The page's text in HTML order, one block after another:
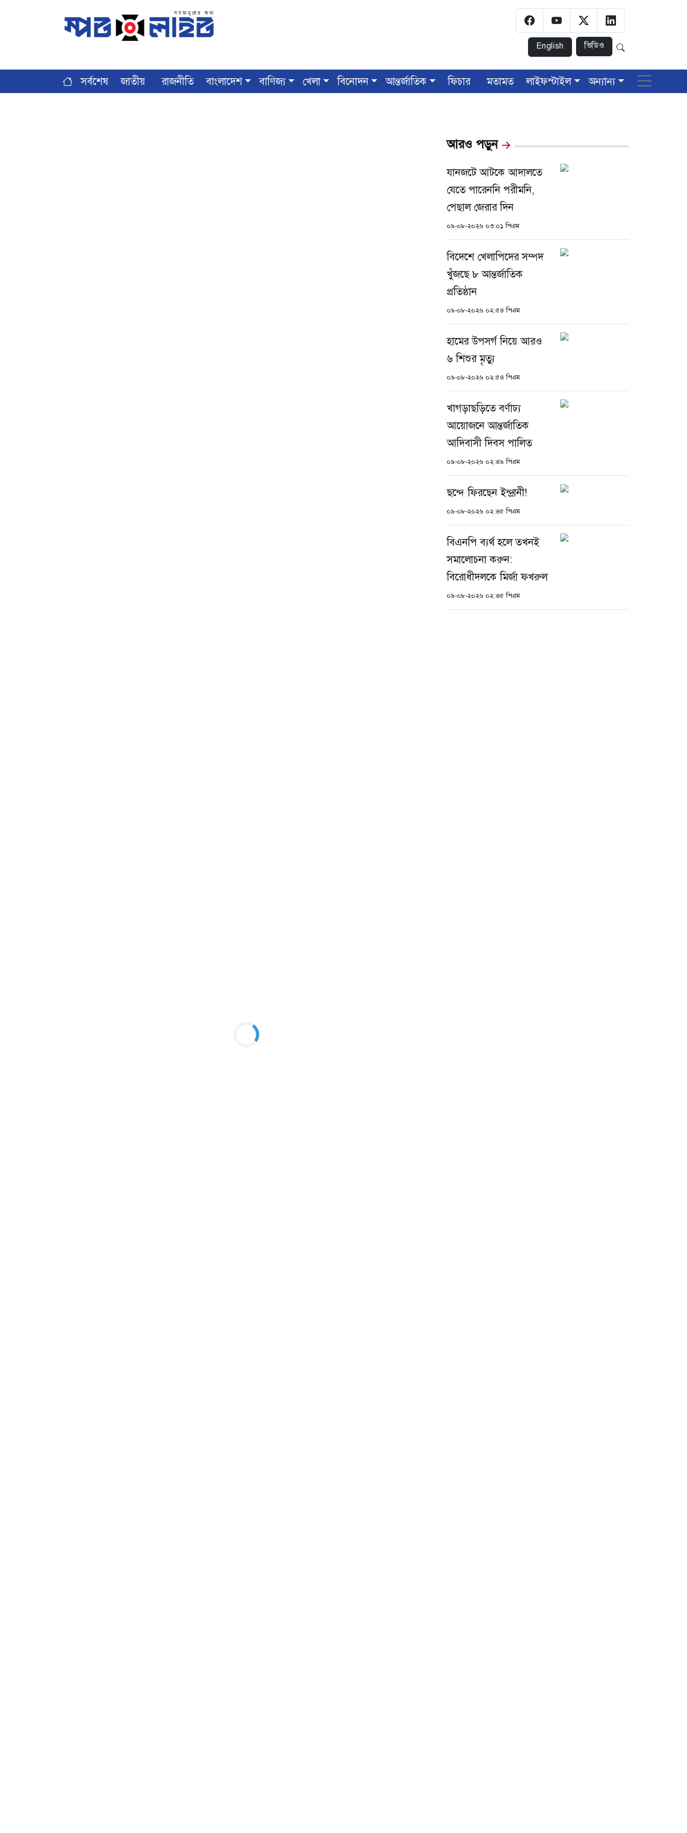
English ভিডিও
সর্বশেষ জাতীয় রাজনীতি বাংলাদেশ বাণিজ্য খেলা বিনোদন আন্তর্জাতিক ফিচার মতামত লাইফস্টাইল অন্যান্য
আরও পড়ুন
যানজটে আটকে আদালতে
যেতে পারেননি পরীমনি,
পেছাল জেরার দিন
০৯-০৮-২০২৬ ০৩:০১ পিএম
বিদেশে খেলাপিদের সম্পদ
খুঁজছে ৮ আন্তর্জাতিক
প্রতিষ্ঠান
০৯-০৮-২০২৬ ০২:৫৪ পিএম
হামের উপসর্গ নিয়ে আরও
৬ শিশুর মৃত্যু
০৯-০৮-২০২৬ ০২:৫৪ পিএম
খাগড়াছড়িতে বর্ণাঢ্য
আয়োজনে আন্তর্জাতিক
আদিবাসী দিবস পালিত
০৯-০৮-২০২৬ ০২:৪৯ পিএম
ছন্দে ফিরছেন ইন্দ্রানী!
০৯-০৮-২০২৬ ০২:৪৫ পিএম
বিএনপি ব্যর্থ হলে তখনই
সমালোচনা করুন:
বিরোধীদলকে মির্জা ফখরুল
০৯-০৮-২০২৬ ০২:৪৫ পিএম